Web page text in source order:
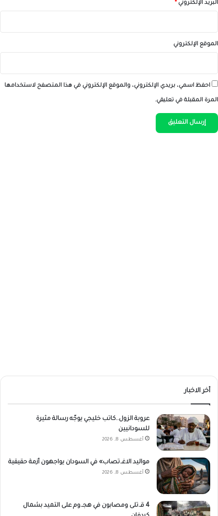
البريد الإلكتروني *
الموقع الإلكتروني
احفظ اسمي، بريدي الإلكتروني، والموقع الإلكتروني في هذا المتصفح لاستخدامها
المرة المقبلة في تعليقي.
أخر الاخبار
عروبة الزول..كاتب خليجي يوجّه رسالة مثيرة
للسودانيين
أغسطس 8, 2026
مواليد الاغـ.تصاب» في السودان يواجهون أزمة حقيقية
أغسطس 8, 2026
4 قـ.تلى ومصابون في هجـ.وم على التميد بشمال